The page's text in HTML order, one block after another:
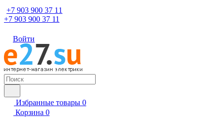
+7 903 900 37 11
+7 903 900 37 11
Войти
Избранные товары 0
Корзина 0